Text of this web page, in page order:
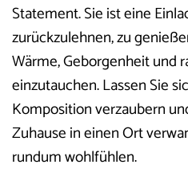
Statement. Sie ist eine
zurückzulehnen, zu
Wärme, Geborgenheit und
einzutauchen. Lassen Sie
Komposition verzaubern
Zuhause in einen Ort
rundum wohlfühlen.